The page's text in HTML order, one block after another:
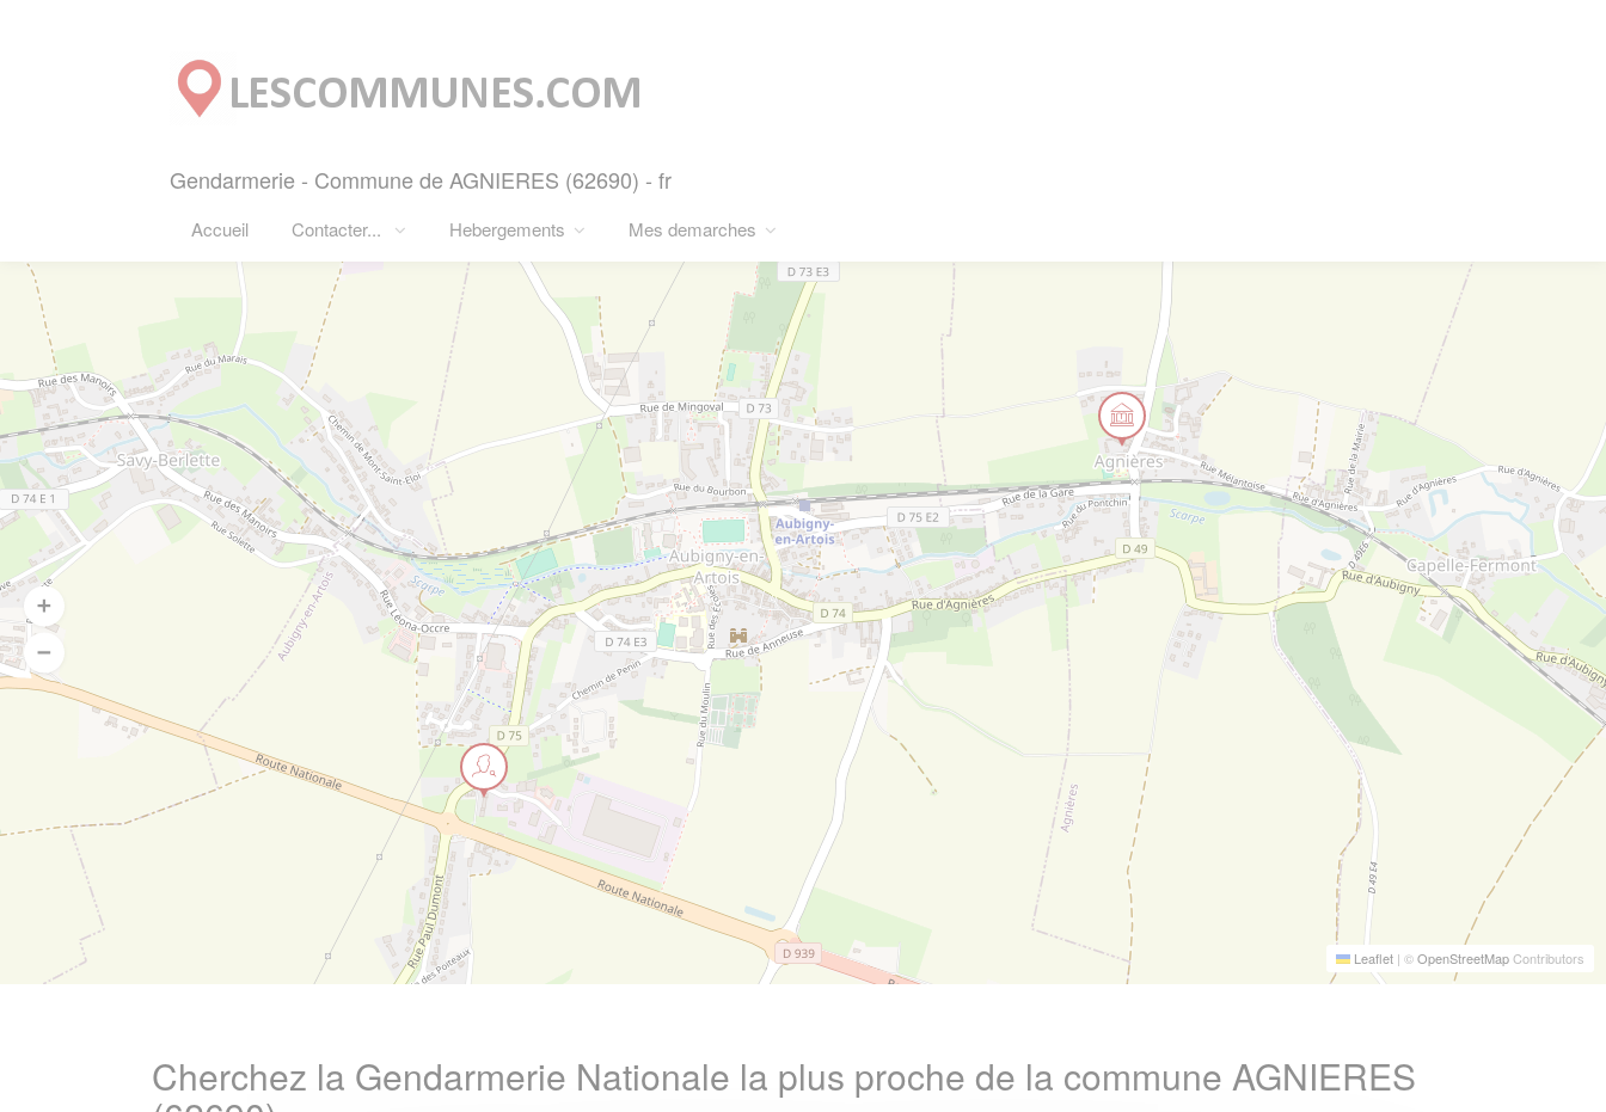
Gendarmerie - Commune de AGNIERES (62690) - fr
Accueil Contacter... Hebergements Mes demarches
Leaflet | ©OpenStreetMapContributors
Cherchez la Gendarmerie Nationale la plus proche de la commune AGNIERES